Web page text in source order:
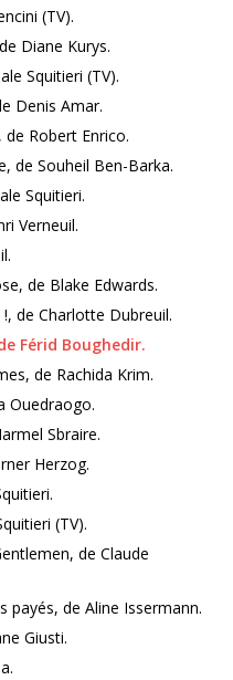
(TV).
Diane Kurys.
Squitieri (TV).
Denis Amar.
Robert Enrico.
de Souheil Ben-Barka.
Squitieri.
Verneuil.
de Blake Edwards.
!, de Charlotte Dubreuil.
Férid Boughedir.
de Rachida Krim.
Ouedraogo.
Sbraire.
Herzog.
(TV).
de Claude
payés, de Aline Issermann.
Giusti.